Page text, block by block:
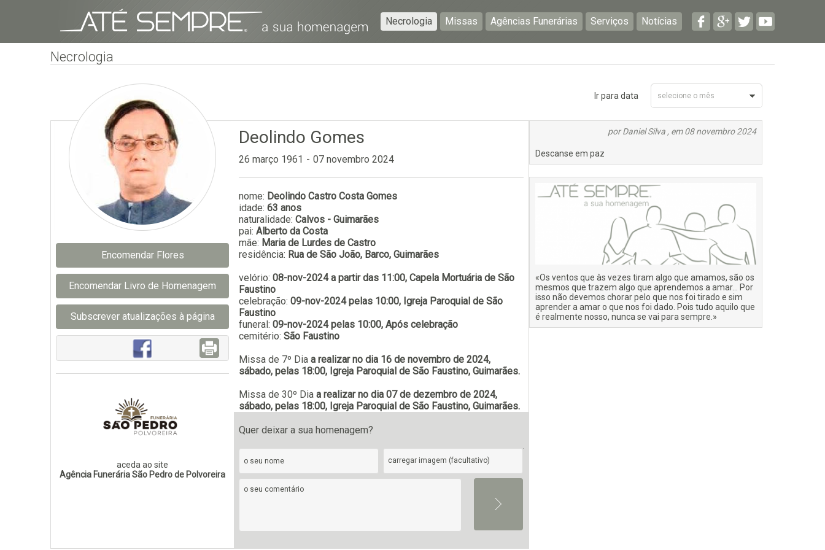
Necrologia Missas Agências Funerárias Serviços Notícias
Necrologia
Deolindo Gomes
26 março 1961 - 07 novembro 2024
nome: Deolindo Castro Costa Gomes
idade: 63 anos
naturalidade: Calvos - Guimarães
pai: Alberto da Costa
mãe: Maria de Lurdes de Castro
residência: Rua de São João, Barco, Guimarães
velório: 08-nov-2024 a partir das 11:00, Capela Mortuária de São
Faustino
celebração: 09-nov-2024 pelas 10:00, Igreja Paroquial de São
Faustino
funeral: 09-nov-2024 pelas 10:00, Após celebração
cemitério: São Faustino
Missa de 7º Dia a realizar no dia 16 de novembro de 2024,
sábado, pelas 18:00, Igreja Paroquial de São Faustino, Guimarães.
Missa de 30º Dia a realizar no dia 07 de dezembro de 2024,
sábado, pelas 18:00, Igreja Paroquial de São Faustino, Guimarães.
Encomendar Flores
Encomendar Livro de Homenagem
Subscrever atualizações à página
aceda ao site
Agência Funerária São Pedro de Polvoreira
Quer deixar a sua homenagem?
carregar imagem (facultativo)
selecione o mês
Novembro 2024
Ir para data
por Daniel Silva , em 08 novembro 2024
Descanse em paz
«Os ventos que às vezes tiram algo que amamos, são os
mesmos que trazem algo que aprendemos a amar… Por
isso não devemos chorar pelo que nos foi tirado e sim
aprender a amar o que nos foi dado. Pois tudo aquilo que
é realmente nosso, nunca se vai para sempre.»
falecimentos em determinado concelho.
Subscrever